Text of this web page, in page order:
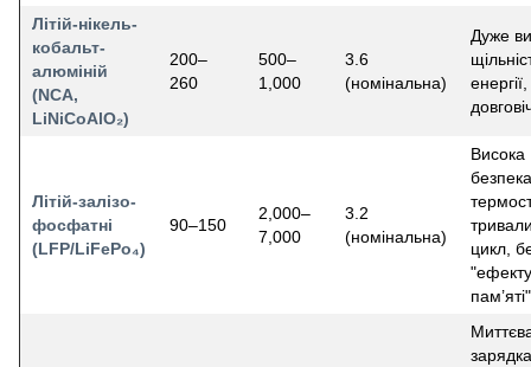
Літій-нікель-
кобальт-
алюміній
(NCA,
LiNiCoAlO₂)
200–
260
500–
1,000
3.6
(номінальна)
Дуже
енергії,
Літій-залізо-
фосфатні
(LFP/LiFePo₄)
90–150
2,000–
7,000
3.2
(номінальна)
Висока
цикл,
"ефекту
пам’яті"